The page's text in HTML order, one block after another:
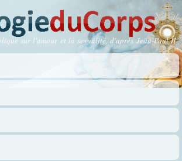
contenu
principal
sur l'amour et la sexualité, d'après Jean-Paul II